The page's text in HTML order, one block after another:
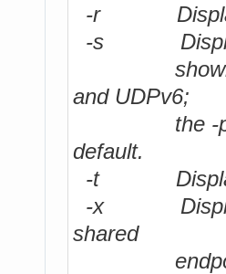
-r Displays
-s Displays
shown for
and UDPv6;
the -p
default.
-t Displays
-x Displays
shared